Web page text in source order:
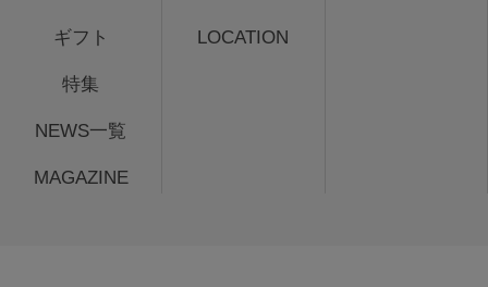
ギフト
特集
NEWS一覧
MAGAZINE
LOCATION